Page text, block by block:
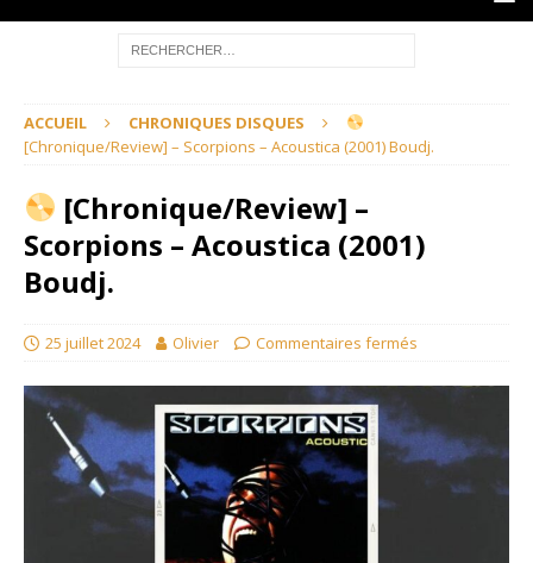
ACCUEIL
CHRONIQUES DISQUES
[Chronique/Review] – Scorpions – Acoustica (2001) Boudj.
[Chronique/Review] –
Scorpions – Acoustica (2001)
Boudj.
25 juillet 2024 Olivier Commentaires fermés